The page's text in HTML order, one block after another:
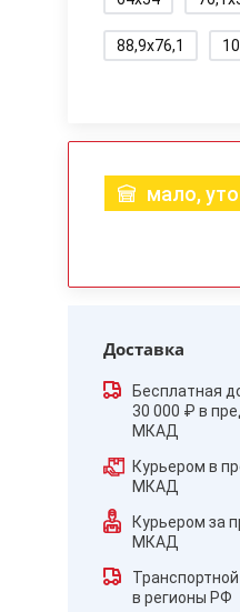
88,9x76,1
мало,
Доставка
Бесплатная
30 000 ₽ в
МКАД
Курьером в
МКАД
Курьером за
МКАД
в регионы РФ